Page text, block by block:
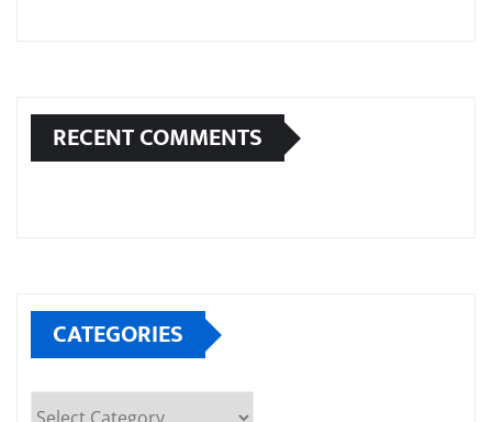
RECENT COMMENTS
CATEGORIES
Categories